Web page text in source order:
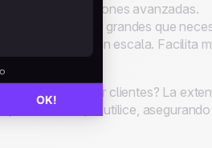
de integraciones avanzadas.
medianas y grandes que
mensajes a gran escala. Facilita
para prospectar clientes? La
versión que utilice,